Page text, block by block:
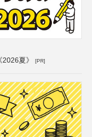
夏》 [PR]